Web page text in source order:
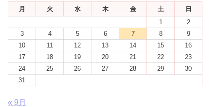
月 火 水 木 金 土
日
1
2
3
4 5 6 7 8
9
10
11 12 13 14 15
16
17
18 19 20 21 22
23
24
25 26 27 28 29
30
31
« 9月